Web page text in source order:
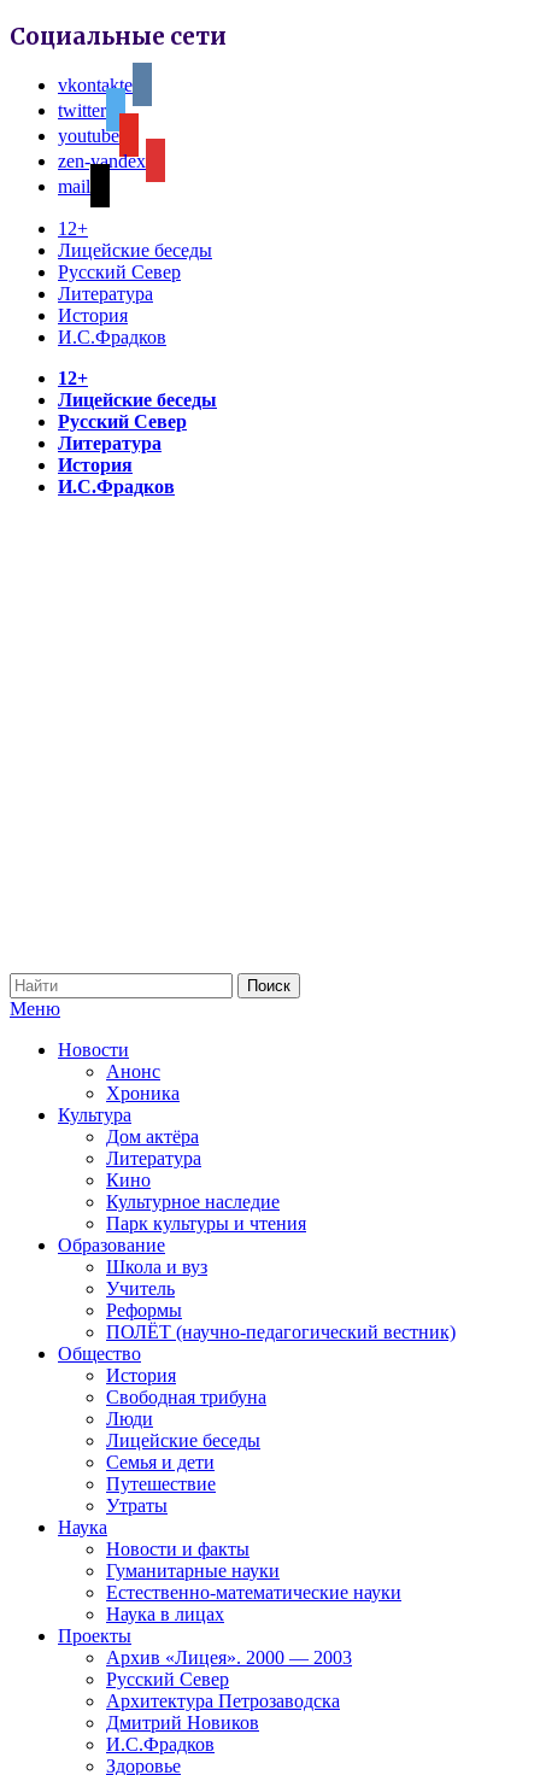
Социальные сети
vkontakte
twitter
youtube
zen-yandex
mail
12+
Лицейские беседы
Русский Север
Литература
История
И.С.Фрадков
12+
Лицейские беседы
Русский Север
Литература
История
И.С.Фрадков
Меню
Новости
Анонс
Хроника
Культура
Дом актёра
Литература
Кино
Культурное наследие
Парк культуры и чтения
Образование
Школа и вуз
Учитель
Реформы
ПОЛЁТ (научно-педагогический вестник)
Общество
История
Свободная трибуна
Люди
Лицейские беседы
Семья и дети
Путешествие
Утраты
Наука
Новости и факты
Гуманитарные науки
Естественно-математические науки
Наука в лицах
Проекты
Архив «Лицея». 2000 — 2003
Русский Север
Архитектура Петрозаводска
Дмитрий Новиков
И.С.Фрадков
Здоровье